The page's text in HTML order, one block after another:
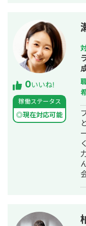
え
に
業。
事。
0いいね!
稼働ステータス
◎現在対応可能
る ☑ スマホで見